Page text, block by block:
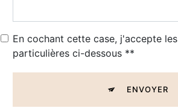
En cochant cette case, j'accepte
particulières ci-dessous **
ENVOYER